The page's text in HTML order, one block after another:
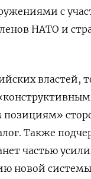
с
НАТО и
властей,
Также
частью
новой